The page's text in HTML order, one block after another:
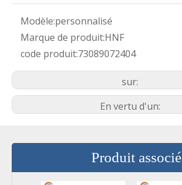
Modèle:personnalisé
Marque de produit:HNF
code produit:73089072404
sur:
En vertu d'un:
Produit associé